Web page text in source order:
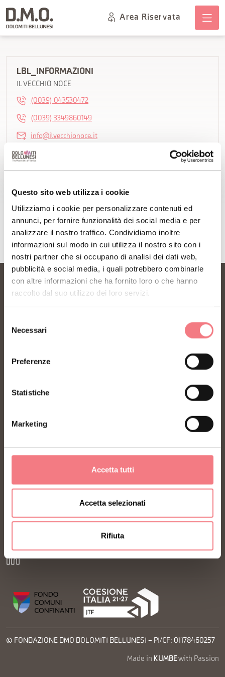
Questo sito web utilizza i cookie
Utilizziamo i cookie per personalizzare contenuti ed
annunci, per fornire funzionalità dei social media e per
analizzare il nostro traffico. Condividiamo inoltre
informazioni sul modo in cui utilizza il nostro sito con i
nostri partner che si occupano di analisi dei dati web,
pubblicità e social media, i quali potrebbero combinarle
con altre informazioni che ha fornito loro o che hanno
raccolto dal suo utilizzo dei loro servizi.
delNecessari
Preferenze
Statistiche
Marketing
Accetta tutti
Accetta selezionati
Rifiuta
Area Riservata
IL VECCHIO NOCE
LBL_INFORMAZIONI
IL VECCHIO NOCE
(0039) 043530472
(0039) 3349860149
info@ilvecchionoce.it
<
32100 Belluno - Italia
segreteria@dmodolomiti.it
Vai al sito ufficiale
Informativa Privacy
Iscrizione Newsletter
© FONDAZIONE DMO DOLOMITI BELLUNESI – PI/CF: 01178460257
Made in KUMBEwith Passion